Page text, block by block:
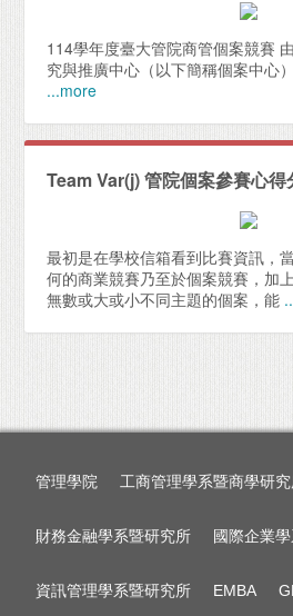
114學年度臺大管院商管個案競賽
究與推廣中心（以下簡稱個案中心
...more
Team Var(j) 管院個案參賽心得
最初是在學校信箱看到比賽資訊，
何的商業競賽乃至於個案競賽，加
無數或大或小不同主題的個案，能
管理學院 工商管理學系暨商學研
財務金融學系暨研究所 國際企業
資訊管理學系暨研究所 EMBA